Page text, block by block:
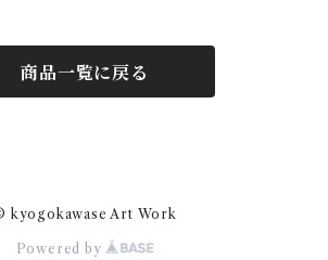
商品一覧に戻る
kyogokawase Art Work
Powered by